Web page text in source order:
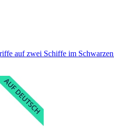
auf zwei Schiffe im